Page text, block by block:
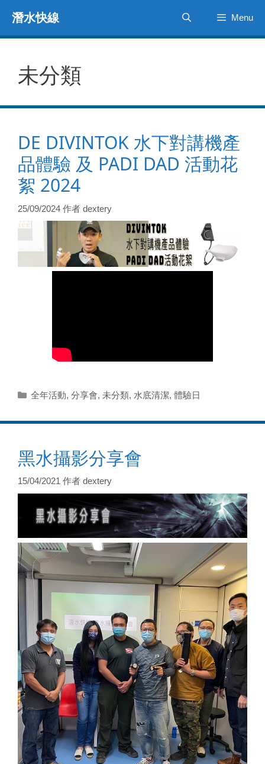
潛水快線 Menu
未分類
DE DIVINTOK 水下對講機產
品體驗 及 PADI DAD 活動花
絮 2024
25/09/2024 作者 dextery
分
全年活動, 分享會, 未分類, 水底清潔, 體驗日
黑水攝影分享會
15/04/2021 作者 dextery